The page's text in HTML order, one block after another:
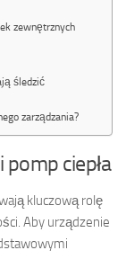
zewnętrznych
śledzić
zarządzania?
ciepła
kluczową rolę
Aby urządzenie